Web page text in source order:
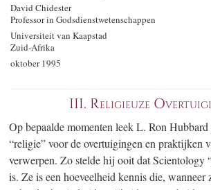
David Chidester
Professor in Godsdienst­wetenschappen
Universiteit van Kaapstad
Zuid-Afrika
oktober 1995
III. Religieuze
Op bepaalde momenten leek L. Ron
“religie” voor de overtuigingen en praktijken
verwerpen. Zo stelde hij ooit dat Scientology
is. Ze is een hoeveelheid kennis die, wanneer